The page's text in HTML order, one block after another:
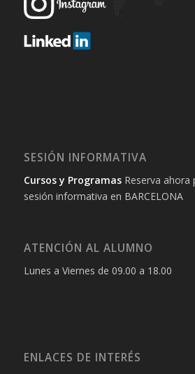
SESIÓN INFORMATIVA
Cursos y ProgramasReserva ahora
sesión informativa en BARCELONA
ATENCIÓN AL ALUMNO
Lunes a Viernes de 09.00 a 18.00
ENLACES DE INTERÉS